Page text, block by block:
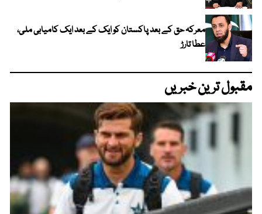
معرکہ حق کے بعد پاکستان کو ایک کے بعد ایک کامیابی ملی،
عطا تارڑ
مقبول ترین خبریں